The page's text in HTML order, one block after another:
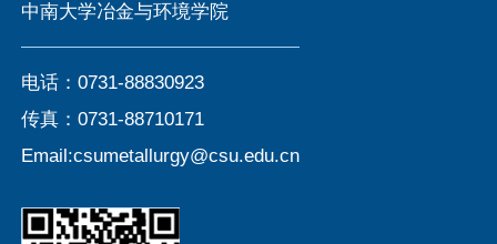
中南大学冶金与环境学院
电话：0731-88830923
传真：0731-88710171
Email:csumetallurgy@csu.edu.cn